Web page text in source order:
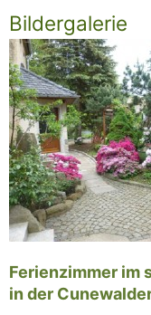
Bildergalerie
Ferienzimmer im
in der